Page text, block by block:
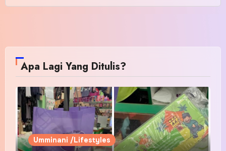
Apa Lagi Yang Ditulis?
Umminani /Lifestyles